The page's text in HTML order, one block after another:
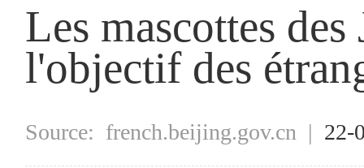
Les mascottes
l'objectif des
Source: french.beijing.gov.cn | 22-